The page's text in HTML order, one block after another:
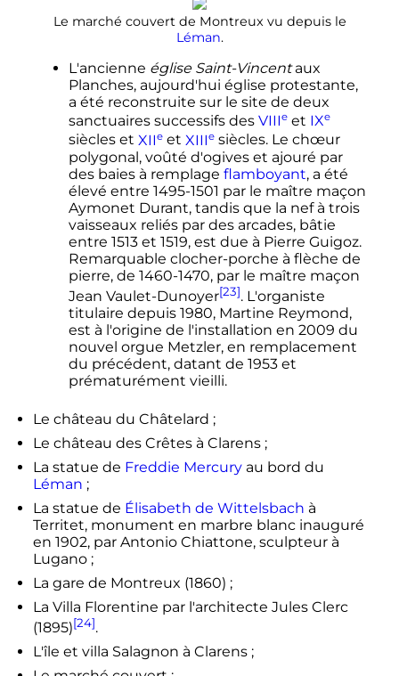
Le marché couvert de Montreux vu depuis le
Léman.
L'ancienne église Saint-Vincentaux
Planches, aujourd'hui église protestante,
a été reconstruite sur le site de deux
sanctuaires successifs des VIIIe et IXe
siècleset XIIe et XIIIe siècles. Le chœur
polygonal, voûté d'ogives et ajouré par
des baies à remplage flamboyant, a été
élevé entre 1495-1501 par le maître maçon
Aymonet Durant, tandis que la nef à trois
vaisseaux reliés par des arcades, bâtie
entre 1513 et 1519, est due à Pierre Guigoz.
Remarquable clocher-porche à flèche de
pierre, de 1460-1470, par le maître maçon
Jean Vaulet-Dunoyer[23]. L'organiste
titulaire depuis 1980, Martine Reymond,
est à l'origine de l'installation en 2009 du
nouvel orgue Metzler, en remplacement
du précédent, datant de 1953 et
prématurément vieilli.
Le château du Châtelard ;
Le château des Crêtes à Clarens ;
La statue de Freddie Mercuryau bord du
Léman ;
La statue de Élisabeth de Wittelsbach à
Territet, monument en marbre blanc inauguré
en 1902, par Antonio Chiattone, sculpteur à
Lugano ;
La gare de Montreux (1860) ;
La Villa Florentine par l'architecte Jules Clerc
(1895)[24].
L'île et villa Salagnon à Clarens ;